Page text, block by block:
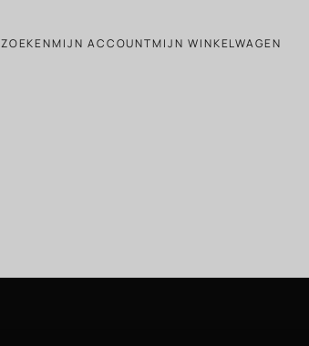
ZOEKENMIJN ACCOUNTMIJN WINKELWAGEN